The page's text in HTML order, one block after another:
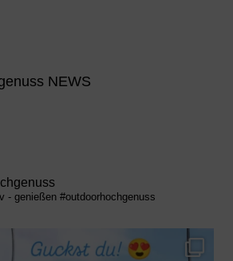
NEWS
- genießen #outdoorhochgenuss